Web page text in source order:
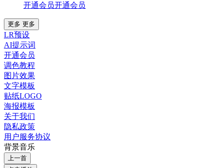
开通会员开通会员
更多 更多
LR预设
AI提示词
开通会员
调色教程
图片效果
文字模板
贴纸LOGO
海报模板
关于我们
隐私政策
用户服务协议
背景音乐
上一首